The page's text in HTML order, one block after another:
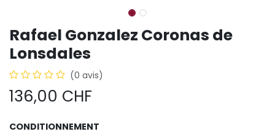
Rafael Gonzalez Coronas de
Lonsdales
(0 avis)
136,00 CHF
CONDITIONNEMENT